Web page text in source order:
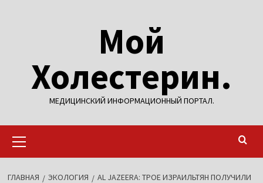
Мой
Холестерин.
МЕДИЦИНСКИЙ ИНФОРМАЦИОННЫЙ ПОРТАЛ.
меню
ГЛАВНАЯ ЭКОЛОГИЯ
AL JAZEERA: ТРОЕ ИЗРАИЛЬТЯН ПОЛУЧИЛИ